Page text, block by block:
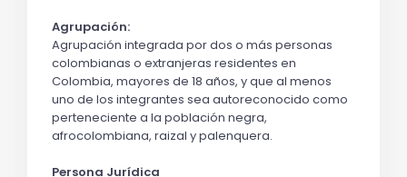
Agrupación:
Agrupación integrada por dos o más personas
colombianas o extranjeras residentes en
Colombia, mayores de 18 años, y que al menos
uno de los integrantes sea autoreconocido como
perteneciente a la población negra,
afrocolombiana, raizal y palenquera.
Persona Jurídica